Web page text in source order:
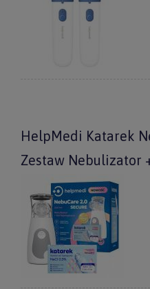
HelpMedi Katarek
Zestaw Nebulizator